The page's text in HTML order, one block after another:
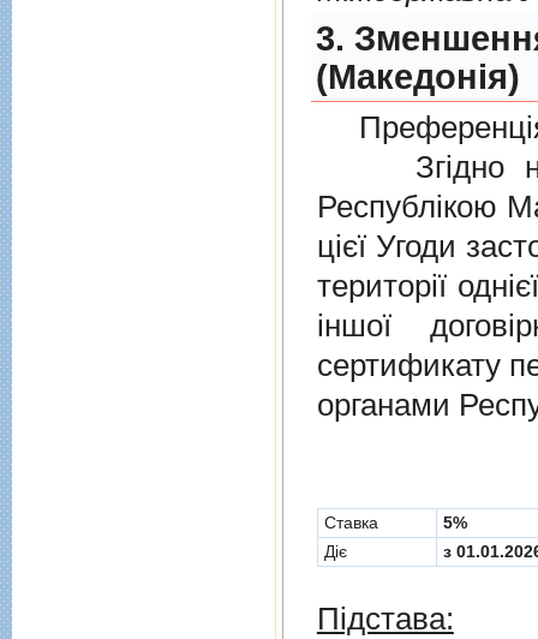
3.
(Македонія)
Згідно
Республікою
цієї Угоди
території
іншої
сертификату
органами
Cтавка
5%
Діє
з
Підстава: